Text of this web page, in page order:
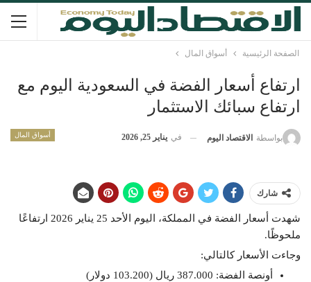
الصفحة الرئيسية أسواق المال
ارتفاع أسعار الفضة في السعودية اليوم مع
ارتفاع سبائك الاستثمار
أسواق المال بواسطة الاقتصاد اليوم في يناير 25, 2026
شارك
شهدت أسعار الفضة في المملكة، اليوم الأحد 25 يناير 2026 ارتفاعًا
ملحوظًا.
وجاءت الأسعار كالتالي:
أونصة الفضة: 387.000 ريال (103.200 دولار)